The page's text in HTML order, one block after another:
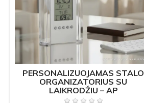
PERSONALIZUOJAMAS STALO
ORGANIZATORIUS SU
LAIKRODŽIU – AP